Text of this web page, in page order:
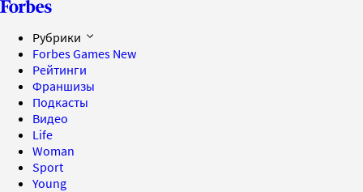
Рубрики
Forbes Games New
Рейтинги
Франшизы
Подкасты
Видео
Life
Woman
Sport
Young